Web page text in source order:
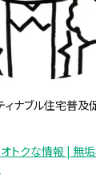
ィナブル住宅普及
トクな情報 | 無